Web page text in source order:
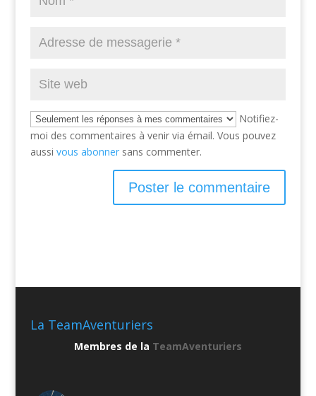
Notifiez-
moi des commentaires à venir via émail. Vous pouvez
aussi vous abonnersans commenter.
La TeamAventuriers
Membres de la TeamAventuriers